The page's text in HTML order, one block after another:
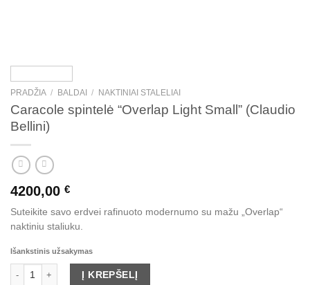
PRADŽIA / BALDAI / NAKTINIAI STALELIAI
Caracole spintelė “Overlap Light Small” (Claudio
Bellini)
4200,00 €
Suteikite savo erdvei rafinuoto modernumo su mažu „Overlap“
naktiniu staliuku.
Išankstinis užsakymas
produkto kiekis: Caracole spintelė "Overlap Light Small" (Claudio Bellini)
Į KREPŠELĮ